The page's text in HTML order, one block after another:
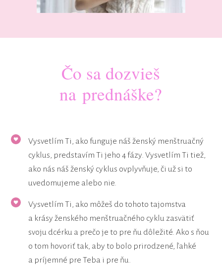
Čo sa dozvieš
na prednáške?
Vysvetlím Ti, ako funguje náš ženský menštruačný
cyklus, predstavím Ti jeho 4 fázy. Vysvetlím Ti tiež,
ako nás náš ženský cyklus ovplyvňuje, či už si to
uvedomujeme alebo nie.
Vysvetlím Ti, ako môžeš do tohoto tajomstva
a krásy ženského menštruačného cyklu zasvätiť
svoju dcérku a prečo je to pre ňu dôležité. Ako s ňou
o tom hovoriť tak, aby to bolo prirodzené, ľahké
a príjemné pre Teba i pre ňu.